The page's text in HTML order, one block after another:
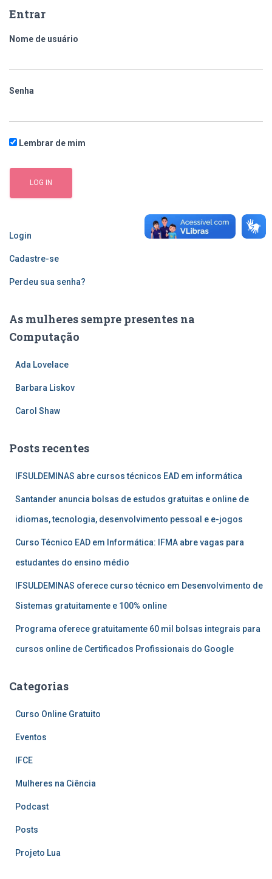
Entrar
Nome de usuário
Senha
Lembrar de mim
Login
Cadastre-se
Perdeu sua senha?
As mulheres sempre presentes na
Computação
Ada Lovelace
Barbara Liskov
Carol Shaw
Posts recentes
IFSULDEMINAS abre cursos técnicos EAD em informática
Santander anuncia bolsas de estudos gratuitas e online de
idiomas, tecnologia, desenvolvimento pessoal e e-jogos
Curso Técnico EAD em Informática: IFMA abre vagas para
estudantes do ensino médio
IFSULDEMINAS oferece curso técnico em Desenvolvimento de
Sistemas gratuitamente e 100% online
Programa oferece gratuitamente 60 mil bolsas integrais para
cursos online de Certificados Profissionais do Google
Categorias
Curso Online Gratuito
Eventos
IFCE
Mulheres na Ciência
Podcast
Posts
Projeto Lua